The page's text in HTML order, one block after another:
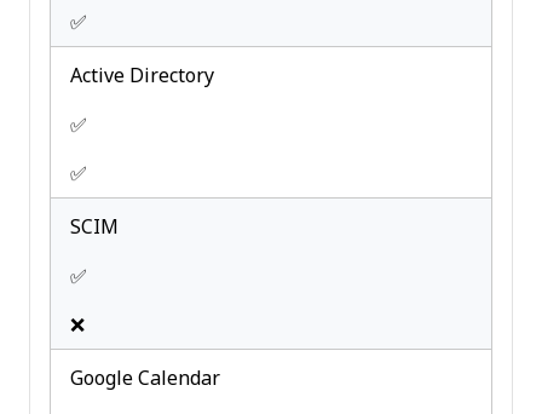
✅
Active Directory
✅
✅
SCIM
✅
❌
Google Calendar